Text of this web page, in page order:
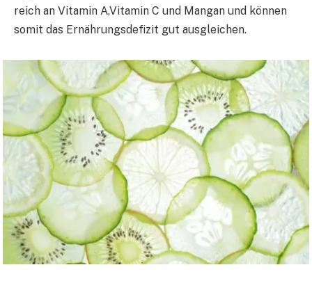
reich an Vitamin A,Vitamin C und Mangan und können
somit das Ernährungsdefizit gut ausgleichen.